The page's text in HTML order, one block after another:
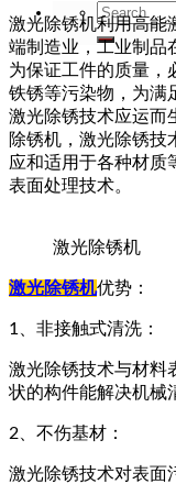
Search
for:
激光除锈机利用高能
端制造业，工业制品
为保证工件的质量，
铁锈等污染物，为满
激光除锈技术应运而
除锈机，激光除锈技
应和适用于各种材质
表面处理技术。
激光除锈机
激光除锈机优势：
1、非接触式清洗：
激光除锈技术与材料
状的构件能解决机械
2、不伤基材：
激光除锈技术对表面